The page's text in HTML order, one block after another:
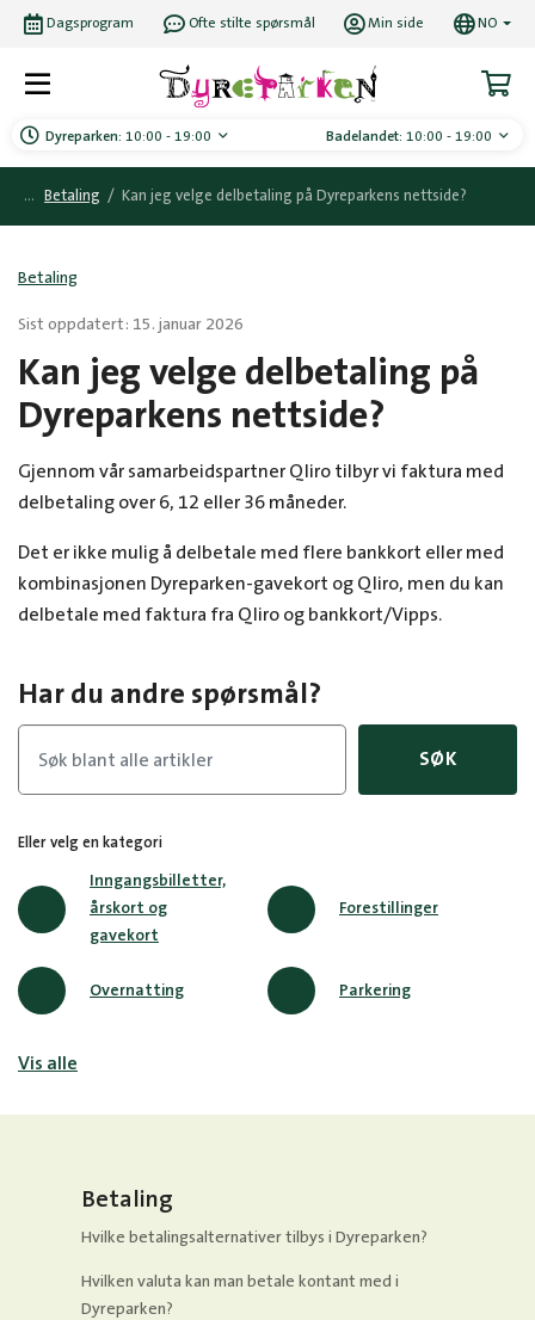
Dyreparken: 10:00 - 19:00 Badelandet: 10:00 - 19:00
Dagsprogram Ofte stilte spørsmål Min side NO
Betaling / Kan jeg velge delbetaling på Dyreparkens nettside?
Betaling
Sist oppdatert: 15. januar 2026
Kan jeg velge delbetaling på
Dyreparkens nettside?
Gjennom vår samarbeidspartner Qliro tilbyr vi faktura med
delbetaling over 6, 12 eller 36 måneder.
Det er ikke mulig å delbetale med flere bankkort eller med
kombinasjonen Dyreparken-gavekort og Qliro, men du kan
delbetale med faktura fra Qliro og bankkort/Vipps.
Har du andre spørsmål?
SØK
Eller velg en kategori
Inngangsbilletter,
årskort og
gavekort
Forestillinger
Overnatting Parkering
Vis alle
Betaling
Hvilke betalingsalternativer tilbys i Dyreparken?
Hvilken valuta kan man betale kontant med i
Dyreparken?